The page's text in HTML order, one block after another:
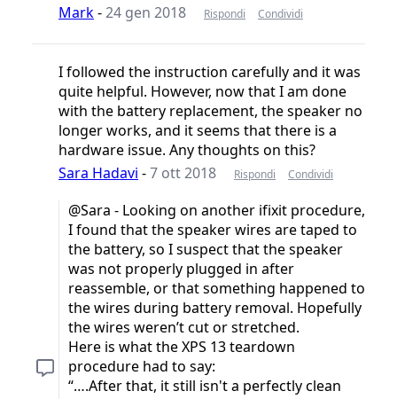
Mark-24 gen 2018 Rispondi Condividi
I followed the instruction carefully and it was
quite helpful. However, now that I am done
with the battery replacement, the speaker no
longer works, and it seems that there is a
hardware issue. Any thoughts on this?
Sara Hadavi -7 ott 2018 Rispondi Condividi
@Sara - Looking on another ifixit procedure,
I found that the speaker wires are taped to
the battery, so I suspect that the speaker
was not properly plugged in after
reassemble, or that something happened to
the wires during battery removal. Hopefully
the wires weren’t cut or stretched.
Here is what the XPS 13 teardown
procedure had to say:
“….After that, it still isn't a perfectly clean